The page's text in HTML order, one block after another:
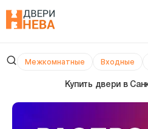
Межкомнатные Входные
Купить двери в